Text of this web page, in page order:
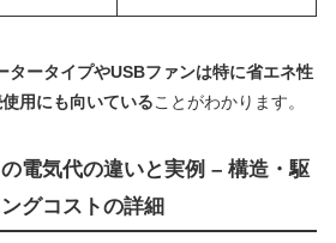
タータイプやUSBファンは特に省エネ性
用にも向いていることがわかります。
電気代の違いと実例 – 構造・駆
グコストの詳細